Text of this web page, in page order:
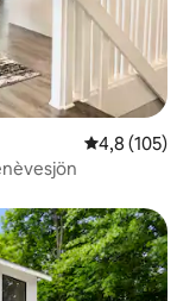
4,8 av 5 i
4,8 (105)